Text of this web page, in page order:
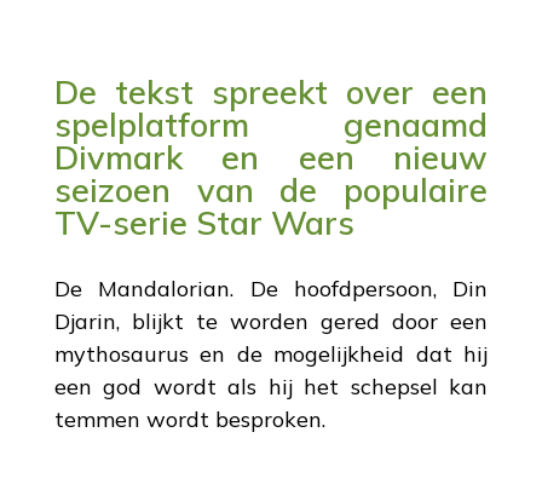
De tekst spreekt over een
spelplatform genaamd
Divmark en een nieuw
seizoen van de populaire
TV-serie Star Wars
De Mandalorian. De hoofdpersoon, Din
Djarin, blijkt te worden gered door een
mythosaurus en de mogelijkheid dat hij
een god wordt als hij het schepsel kan
temmen wordt besproken.